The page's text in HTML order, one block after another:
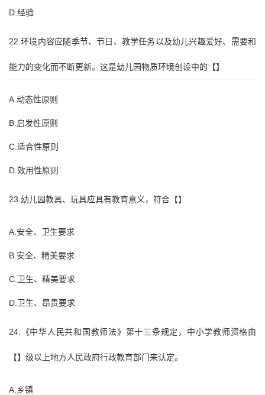
D.经验
22.环境内容应随季节、节日、教学任务以及幼儿兴趣爱好、需要和
能力的变化而不断更新。这是幼儿园物质环境创设中的【】
A.动态性原则
B.启发性原则
C.适合性原则
D.效用性原则
23.幼儿园教具、玩具应具有教育意义，符合【】
A.安全、卫生要求
B.安全、精美要求
C.卫生、精美要求
D.卫生、昂贵要求
24.《中华人民共和国教师法》第十三条规定，中小学教师资格由
【】级以上地方人民政府行政教育部门来认定。
A.乡镇